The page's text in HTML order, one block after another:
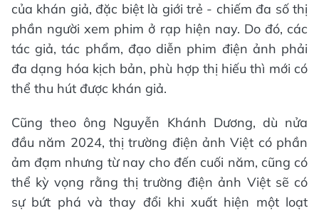
của khán giả, đặc biệt là giới trẻ - chiếm đa số thị
phần người xem phim ở rạp hiện nay. Do đó, các
tác giả, tác phẩm, đạo diễn phim điện ảnh phải
đa dạng hóa kịch bản, phù hợp thị hiếu thì mới có
thể thu hút được khán giả.
Cũng theo ông Nguyễn Khánh Dương, dù nửa
đầu năm 2024, thị trường điện ảnh Việt có phần
ảm đạm nhưng từ nay cho đến cuối năm, cũng có
thể kỳ vọng rằng thị trường điện ảnh Việt sẽ có
sự bứt phá và thay đổi khi xuất hiện một loạt